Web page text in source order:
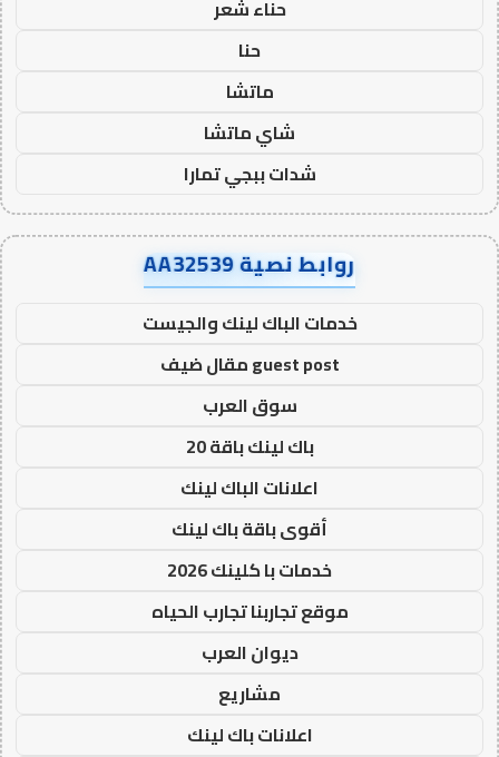
حناء شعر
حنا
ماتشا
شاي ماتشا
شدات ببجي تمارا
روابط نصية AA32539
خدمات الباك لينك والجيست
guest post مقال ضيف
سوق العرب
باك لينك باقة 20
اعلانات الباك لينك
أقوى باقة باك لينك
خدمات با كلينك 2026
موقع تجاربنا تجارب الحياه
ديوان العرب
مشاريع
اعلانات باك لينك